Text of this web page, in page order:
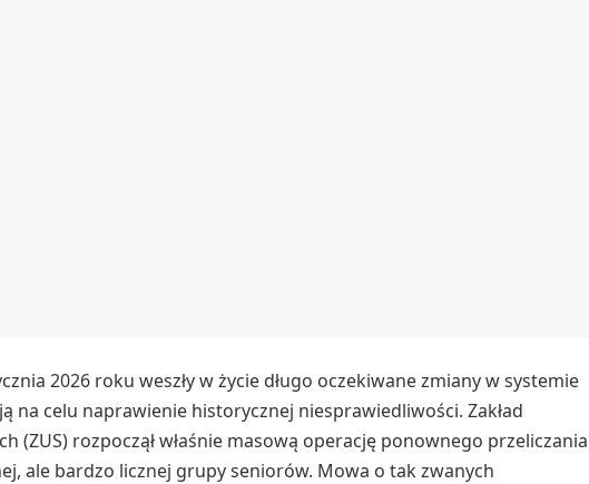
2026 roku weszły w życie długo oczekiwane zmiany w systemie
na celu naprawienie historycznej niesprawiedliwości. Zakład
(ZUS) rozpoczął właśnie masową operację ponownego przeliczania
ale bardzo licznej grupy seniorów. Mowa o tak zwanych